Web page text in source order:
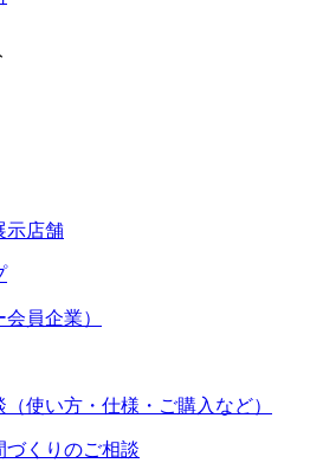
示店舗
員企業）
使い方・仕様・ご購入など）
づくりのご相談